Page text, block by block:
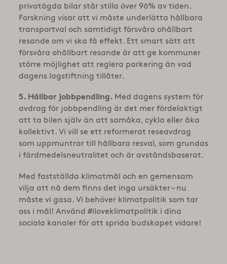
privatägda bilar står stilla över 96% av tiden.
Forskning visar att vi måste underlätta hållbara
transportval och samtidigt försvåra ohållbart
resande om vi ska få effekt. Ett smart sätt att
försvåra ohållbart resande är att ge kommuner
större möjlighet att reglera parkering än vad
dagens lagstiftning tillåter.
5. Hållbar jobbpendling. Med dagens system för
avdrag för jobbpendling är det mer fördelaktigt
att ta bilen själv än att samåka, cykla eller åka
kollektivt. Vi vill se ett reformerat reseavdrag
som uppmuntrar till hållbara resval, som grundas
i färdmedelsneutralitet och är avståndsbaserat.
Med fastställda klimatmål och en gemensam
vilja att nå dem finns det inga ursäkter – nu
måste vi gasa. Vi behöver klimatpolitik som tar
oss i mål! Använd #iloveklimatpolitik i dina
sociala kanaler för att sprida budskapet vidare!